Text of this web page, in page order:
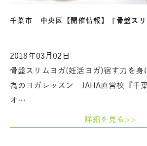
千葉市 中央区【開催情報】『骨盤ス
2018年03月02日
骨盤スリムヨガ(妊活ヨガ)宿す力を身
為のヨガレッスン JAHA直営校『千
オ…
詳細を見る>>